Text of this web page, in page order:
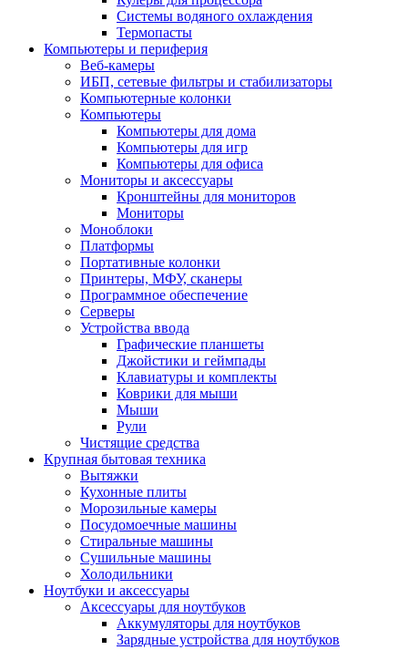
Системы водяного охлаждения
Термопасты
Компьютеры и периферия
Веб-камеры
ИБП, сетевые фильтры и стабилизаторы
Компьютерные колонки
Компьютеры
Компьютеры для дома
Компьютеры для игр
Компьютеры для офиса
Мониторы и аксессуары
Кронштейны для мониторов
Мониторы
Моноблоки
Платформы
Портативные колонки
Принтеры, МФУ, сканеры
Программное обеспечение
Серверы
Устройства ввода
Графические планшеты
Джойстики и геймпады
Клавиатуры и комплекты
Коврики для мыши
Мыши
Рули
Чистящие средства
Крупная бытовая техника
Вытяжки
Кухонные плиты
Морозильные камеры
Посудомоечные машины
Стиральные машины
Сушильные машины
Холодильники
Ноутбуки и аксессуары
Аксессуары для ноутбуков
Аккумуляторы для ноутбуков
Зарядные устройства для ноутбуков